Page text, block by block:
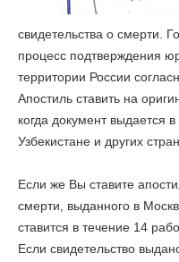
свидетельства о смерти.
процесс подтверждения
территории России
Апостиль ставить на
когда документ выдается
Узбекистане и других
Если же Вы ставите
смерти, выданного в
ставится в течение 14
Если свидетельство